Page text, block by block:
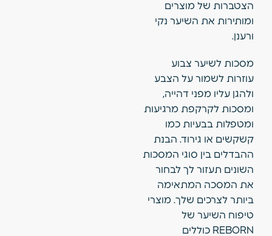
הצטברות של מוצרים
ומותירות את השיער נקי
ורענן.
מסכות לשיער צבוע
עוזרות לשמור על הצבע
ולהגן עליו מפני דהייה,
ומסכות לקרקפת מרגיעות
ומטפלות בבעיות כמו
קשקשים או גירוד. הבנת
ההבדלים בין סוגי המסכות
השונים תעזור לך לבחור
את המסכה המתאימה
ביותר לצרכים שלך. מוצרי
טיפוח השיער של
REBORN כוללים